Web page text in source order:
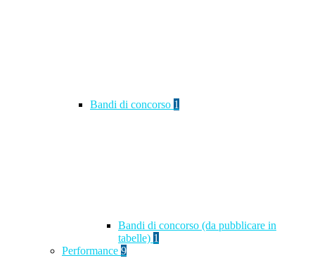
Bandi di concorso 1
Bandi di concorso (da pubblicare in
tabelle) 1
Performance 9